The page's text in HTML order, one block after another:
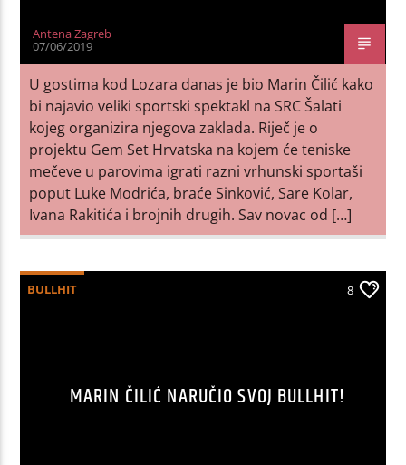
Antena Zagreb
07/06/2019
U gostima kod Lozara danas je bio Marin Čilić kako
bi najavio veliki sportski spektakl na SRC Šalati
kojeg organizira njegova zaklada. Riječ je o
projektu Gem Set Hrvatska na kojem će teniske
mečeve u parovima igrati razni vrhunski sportaši
poput Luke Modrića, braće Sinković, Sare Kolar,
Ivana Rakitića i brojnih drugih. Sav novac od […]
BULLHIT 8
MARIN ČILIĆ NARUČIO SVOJ BULLHIT!